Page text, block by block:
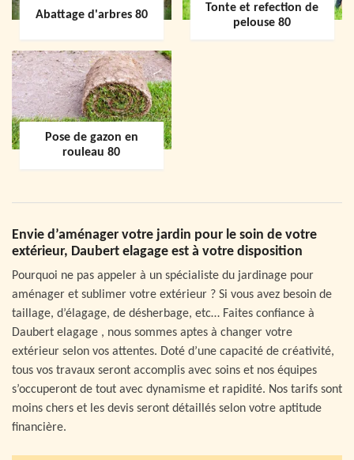
Abattage d'arbres 80
Tonte et refection de
pelouse 80
Pose de gazon en
rouleau 80
Envie d’aménager votre jardin pour le soin de votre
extérieur, Daubert elagage est à votre disposition
Pourquoi ne pas appeler à un spécialiste du jardinage pour
aménager et sublimer votre extérieur ? Si vous avez besoin de
taillage, d’élagage, de désherbage, etc… Faites confiance à
Daubert elagage , nous sommes aptes à changer votre
extérieur selon vos attentes. Doté d’une capacité de créativité,
tous vos travaux seront accomplis avec soins et nos équipes
s’occuperont de tout avec dynamisme et rapidité. Nos tarifs sont
moins chers et les devis seront détaillés selon votre aptitude
financière.